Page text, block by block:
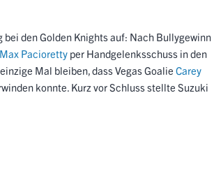
den Golden Knights auf: Nach Bullygewinn
Max Pacioretty per Handgelenksschuss in den
Mal bleiben, dass Vegas Goalie Carey
konnte. Kurz vor Schluss stellte Suzuki